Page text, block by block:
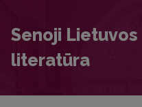
Senoji Lietuvos
literatūra